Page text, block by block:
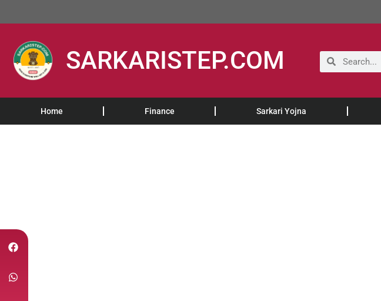
SARKARISTEP.COM
Home Finance Sarkari Yojna